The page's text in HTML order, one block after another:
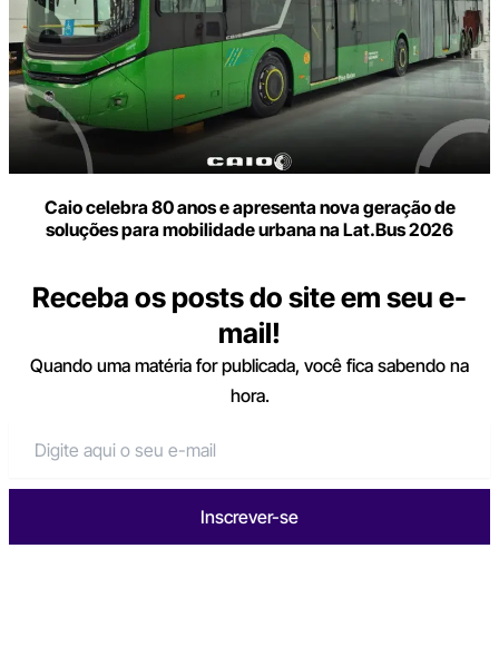
Caio celebra 80 anos e apresenta nova geração de
soluções para mobilidade urbana na Lat.Bus 2026
Receba os posts do site em seu e-
mail!
Quando uma matéria for publicada, você fica sabendo na
hora.
Inscrever-se